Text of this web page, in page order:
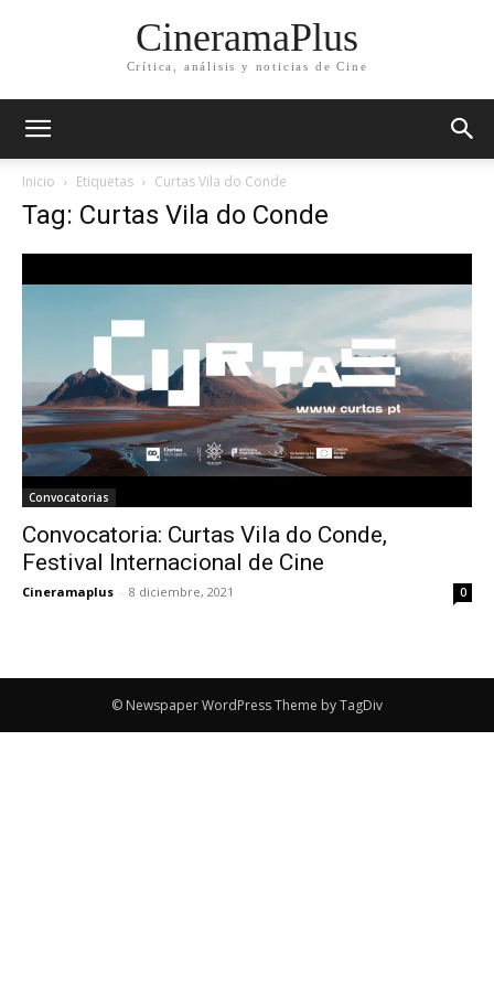
CineramaPlus
Crítica, análisis y noticias de Cine
Inicio Etiquetas Curtas Vila do Conde
Tag: Curtas Vila do Conde
Convocatorias
Convocatoria: Curtas Vila do Conde,
Festival Internacional de Cine
Cineramaplus - 8 diciembre, 2021 0
© Newspaper WordPress Theme by TagDiv